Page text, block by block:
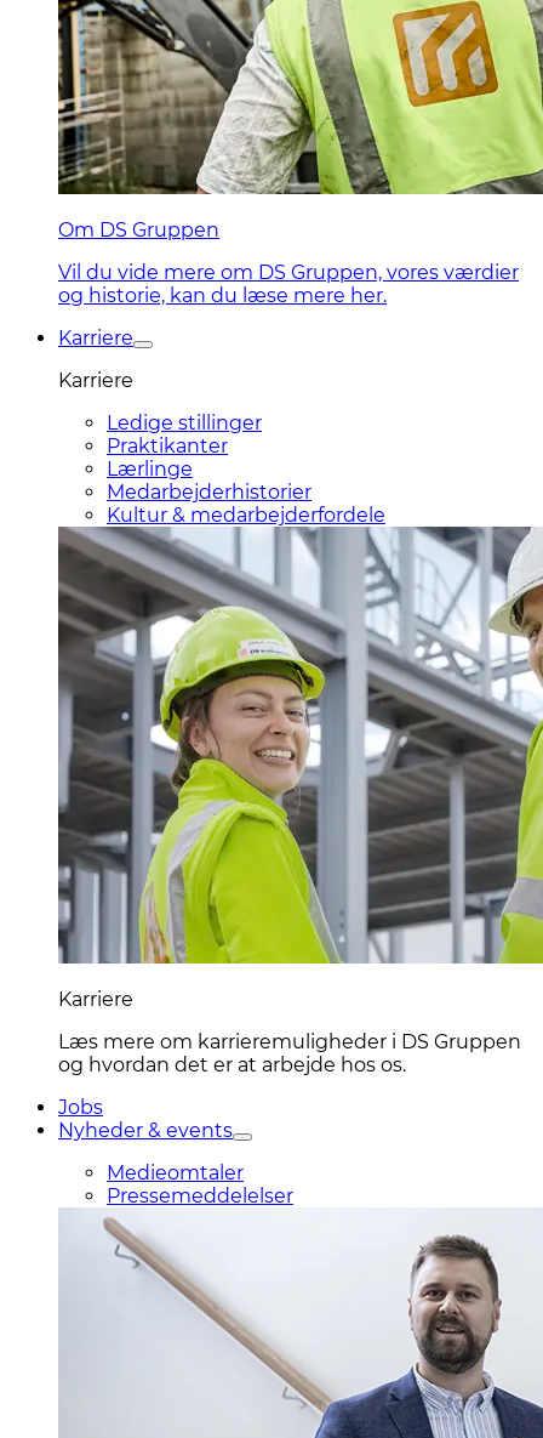
Om DS Gruppen
Vil du vide mere om DS Gruppen, vores værdier
og historie, kan du læse mere her.
Karriere
Karriere
Ledige stillinger
Praktikanter
Lærlinge
Medarbejderhistorier
Kultur & medarbejderfordele
Karriere
Læs mere om karrieremuligheder i DS Gruppen
og hvordan det er at arbejde hos os.
Jobs
Nyheder & events
Medieomtaler
Pressemeddelelser